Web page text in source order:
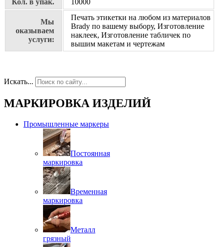
Кол. в упак. 10000
Мы
оказываем
услуги:
Печать этикетки на любом из материалов
Brady по вашему выбору, Изготовление
наклеек, Изготовление табличек по
вышим макетам и чертежам
Искать...
МАРКИРОВКА ИЗДЕЛИЙ
Промышленные маркеры
Постоянная
маркировка
Временная
маркировка
Металл
грязный